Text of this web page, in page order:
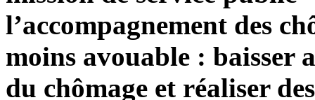
l’accompagnement des
moins avouable : baisser
du chômage et réaliser